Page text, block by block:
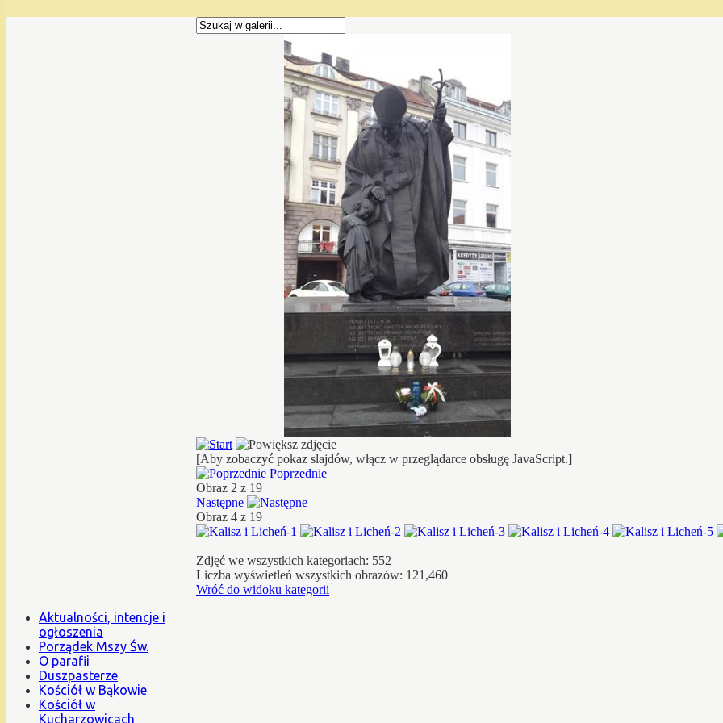
[Aby zobaczyć pokaz slajdów, włącz w przeglądarce obsługę JavaScript.]
Poprzednie
Obraz 2 z 19
Następne
Obraz 4 z 19
Zdjęć we wszystkich kategoriach: 552
Liczba wyświetleń wszystkich obrazów: 121,460
Wróć do widoku kategorii
Aktualności, intencje i
ogłoszenia
Porządek Mszy Św.
O parafii
Duszpasterze
Kościół w Bąkowie
Kościół w
Kucharzowicach